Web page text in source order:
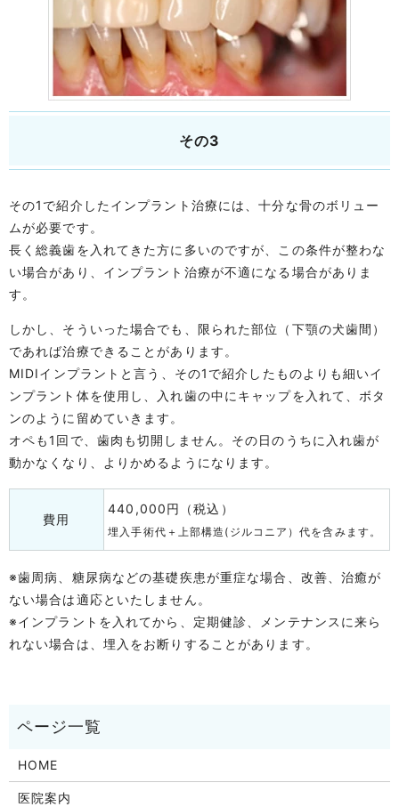
その3
その1で紹介したインプラント治療には、十分な骨のボリュー
ムが必要です。
長く総義歯を入れてきた方に多いのですが、この条件が整わな
い場合があり、インプラント治療が不適になる場合がありま
す。
しかし、そういった場合でも、限られた部位（下顎の犬歯間）
であれば治療できることがあります。
MIDIインプラントと言う、その1で紹介したものよりも細いイ
ンプラント体を使用し、入れ歯の中にキャップを入れて、ボタ
ンのように留めていきます。
オペも1回で、歯肉も切開しません。その日のうちに入れ歯が
動かなくなり、よりかめるようになります。
費用
440,000円（税込）
埋入手術代＋上部構造(ジルコニア）代を含みます。
※歯周病、糖尿病などの基礎疾患が重症な場合、改善、治癒が
ない場合は適応といたしません。
※インプラントを入れてから、定期健診、メンテナンスに来ら
れない場合は、埋入をお断りすることがあります。
HOME
医院案内